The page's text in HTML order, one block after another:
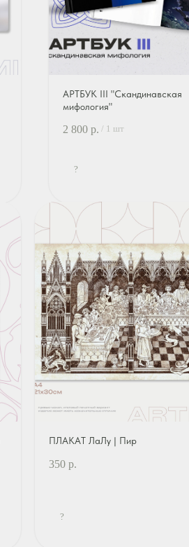
АРТБУК III "Скандинавская
мифология"
2 800 р. / 1 шт
?
ПЛАКАТ ЛаЛу | Пир
350 р.
?